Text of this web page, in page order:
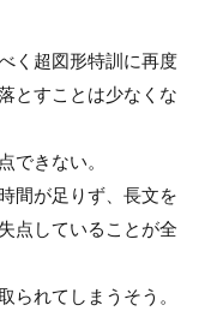
く超図形特訓に再度
とすことは少なくな
できない。
間が足りず、長文を
点していることが全
られてしまうそう。